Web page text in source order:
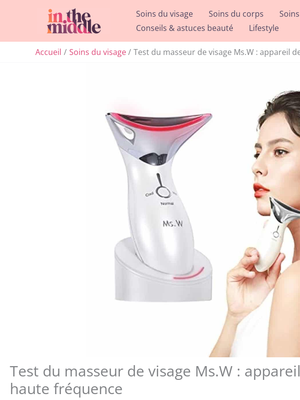
Soins du visage Soins du corps
Conseils & astuces beauté
Lifestyle
Accueil Soins du visage Test du masseur de visage Ms.W : appareil
Test du masseur de visage Ms.W :
haute fréquence